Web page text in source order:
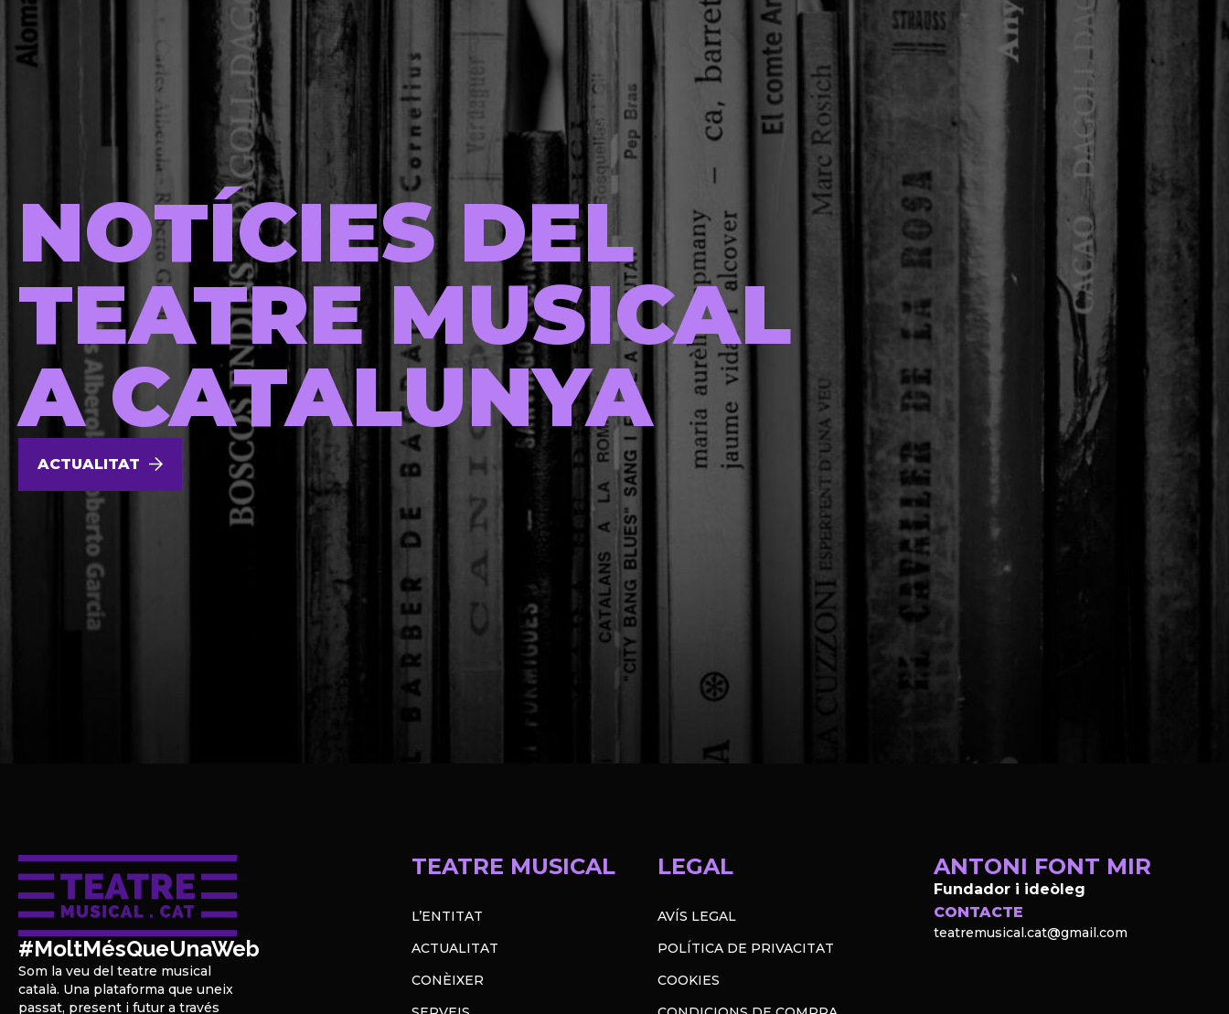
NOTÍCIES DEL
TEATRE MUSICAL
A CATALUNYA
ACTUALITAT
#MoltMésQueUnaWeb
Som la veu del teatre musical
català. Una plataforma que uneix
passat, present i futur a través
TEATRE MUSICAL
L’ENTITAT
ACTUALITAT
CONÈIXER
LEGAL
AVÍS LEGAL
POLÍTICA DE PRIVACITAT
COOKIES
ANTONI FONT MIR
Fundador i ideòleg
CONTACTE
teatremusical.cat@gmail.com